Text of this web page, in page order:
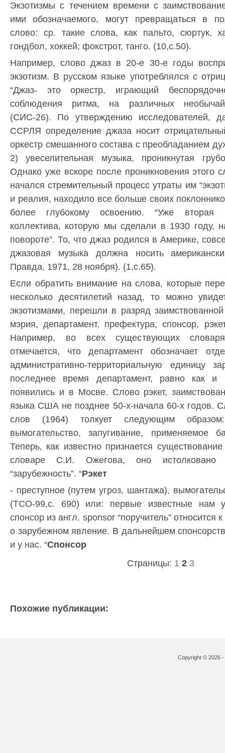
Экзотизмы с течением времени с
ими обозначаемого, могут превращаться в
слово: ср. такие слова, как пальто, сюртук,
гондбол, хоккей; фокстрот, танго. (10,с.50).
Например, слово джаз в 20-е 30-е годы
экзотизм. В русском языке употреблялся с
“Джаз- это оркестр, играющий
соблюдения ритма, на различных
(СИС-26). По утверждению исследователей,
ССРЛЯ определение джаза носит
оркестр смешанного состава с преобладанием
2) увеселительная музыка, проникнутая
Однако уже вскоре после проникновения этого
начался стремительный процесс утраты им
и реалия, находило все больше своих
более глубокому освоению. “Уже вторая
коллектива, которую мы сделали в 1930 году,
повороте”. То, что джаз родился в Америке,
джазовая музыка должна носить
Правда, 1971, 28 ноября). (1,с.65).
Если обратить внимание на слова, которые
несколько десятилетий назад, то можно
экзотизмами, перешли в разряд
мэрия, департамент, префектура, спонсор,
Например, во всех существующих
отмечается, что департамент обозначает
административно-территориальную единицу
последнее время департамент, равно как и
появились и в Мосве. Слово рэкет,
языка США не позднее 50-х-начала 60-х годов.
слов (1964) толкует следующим
вымогательство, запугивание, применяемое
Теперь, как известно признается
словаре С.И. Ожегова, оно истолковано
“зарубежность”. “Рэкет
- преступное (путем угроз, шантажа),
(ТСО-99,с. 690) или: первые известные нам
спонсор из англ. sponsor “поручитель” относится
о зарубежном явление. В дальнейшем
и у нас. “Спонсор
Страницы: 1 2 3
Похожие публикации:
Copyright © 2026 -